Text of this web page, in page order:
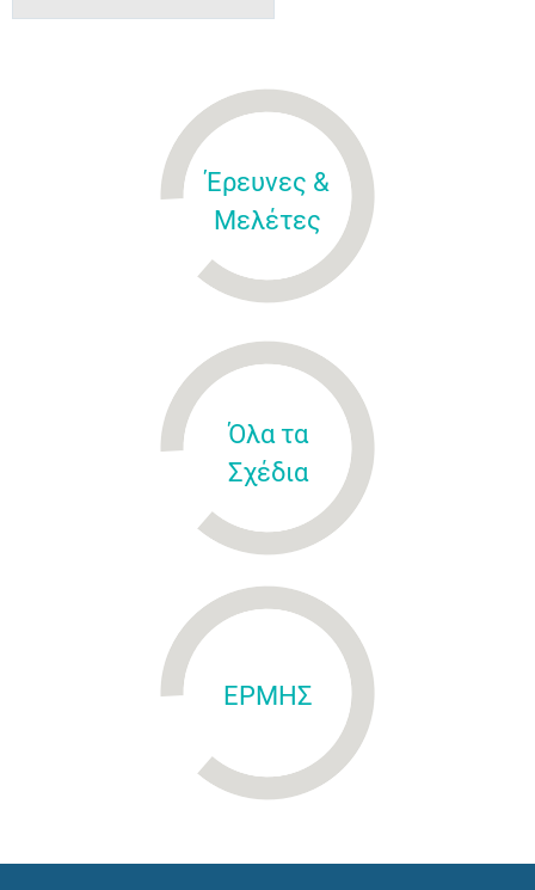
Έρευνες &
Μελέτες
Όλα τα
Σχέδια
ΕΡΜΗΣ